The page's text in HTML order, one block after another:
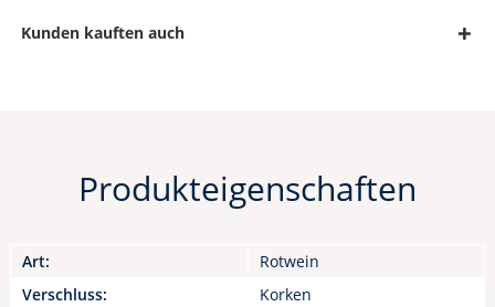
Kunden kauften auch
Produkteigenschaften
Art:
Rotwein
Verschluss:
Korken